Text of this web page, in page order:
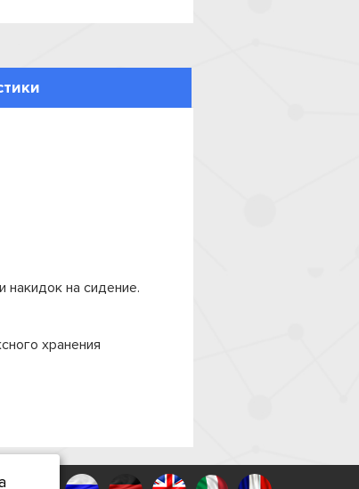
накидок на сидение.
хранения